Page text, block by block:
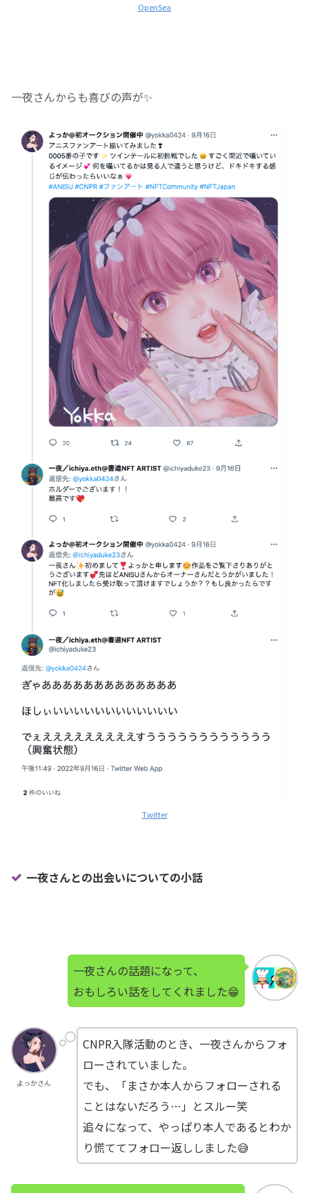
OpenSea
一夜さんからも喜びの声が✨
Twitter
一夜さんとの出会いについての小話
一夜さんの話題になって、
おもしろい話をしてくれました😁
よっかさん
CNPR入隊活動のとき、一夜さんからフォ
ローされていました。
でも、「まさか本人からフォローされる
ことはないだろう…」とスルー笑
追々になって、やっぱり本人であるとわか
り慌ててフォロー返ししました😅